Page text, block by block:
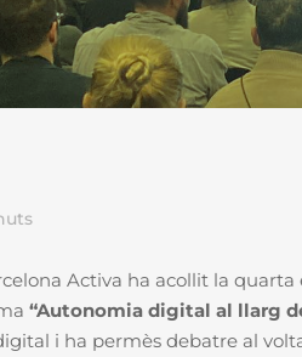
Activa ha acollit la
“Autonomia digital al llarg
i ha permès debatre al